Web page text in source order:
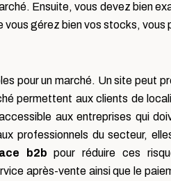
Ensuite, vous devez bien
gérez bien vos stocks, vous
pour un marché. Un site peut
permettent aux clients de
aux entreprises qui
professionnels du secteur,
b2b pour réduire ces
après-vente ainsi que le